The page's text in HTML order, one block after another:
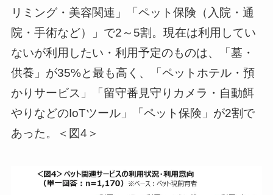
リミング・美容関連」「ペット保険（入院・通
院・手術など）」で2～5割。現在は利用してい
ないが利用したい・利用予定のものは、「墓・
供養」が35%と最も高く、「ペットホテル・預
かりサービス」「留守番見守りカメラ・自動餌
やりなどのIoTツール」「ペット保険」が2割で
あった。＜図4＞